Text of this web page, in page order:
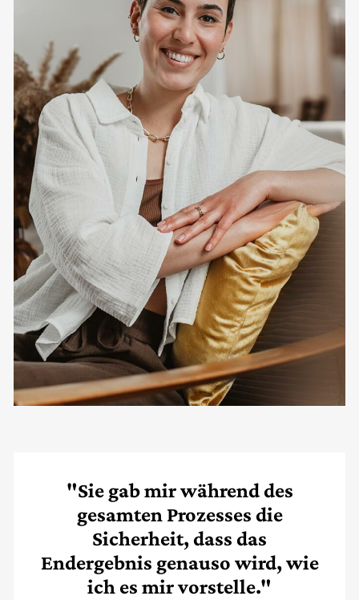
"Sie gab mir während des
gesamten Prozesses die
Sicherheit, dass das
Endergebnis genauso wird, wie
ich es mir vorstelle."